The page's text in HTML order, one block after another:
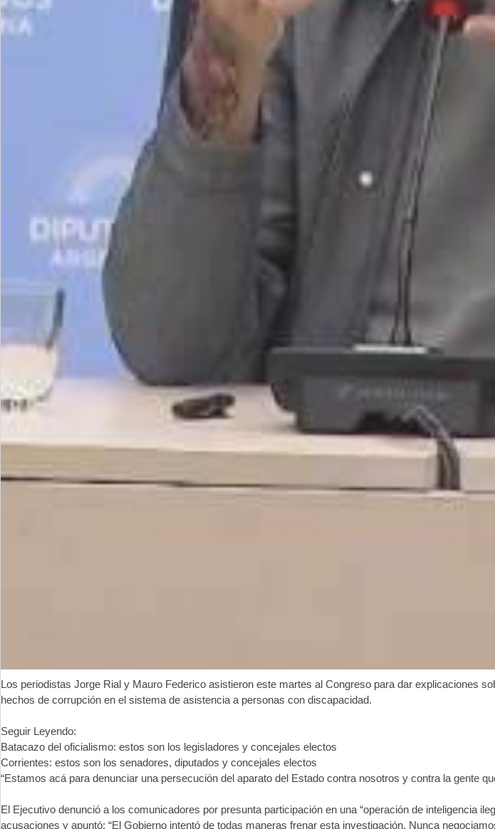
Los periodistas Jorge Rial y Mauro Federico asistieron este martes al Congreso para dar explicaciones
hechos de corrupción en el sistema de asistencia a personas con discapacidad.
Seguir Leyendo:
Batacazo del oficialismo: estos son los legisladores y concejales electos
Corrientes: estos son los senadores, diputados y concejales electos
“Estamos acá para denunciar una persecución del aparato del Estado contra nosotros y contra la gente
El Ejecutivo denunció a los comunicadores por presunta participación en una “operación de inteligencia
acusaciones y apuntó: “El Gobierno intentó de todas maneras frenar esta investigación. Nunca